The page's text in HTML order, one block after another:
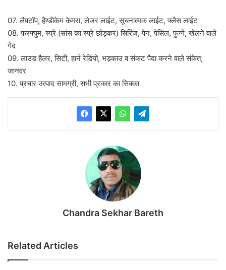
07. लैपटॉप, हैण्डीकेम केमरा, लेजर लाईट, सूचनात्मक लाईट, फ्लैस लाईट
08. फरफ्युम, स्प्रे (सांस का स्प्रे छोड़कर) सिरिंज, पेन, पेसिंल, फुग्गे, खेलने वाले
गेद
09. लाउड हैलर, सिटी, हार्न रेडियो, भड़काउ व संकट पैदा करने वाले संकेत,
जानवर
10. प्रचार उत्पाद सामग्री, सभी प्रकार का सिक्का
Chandra Sekhar Bareth
Related Articles